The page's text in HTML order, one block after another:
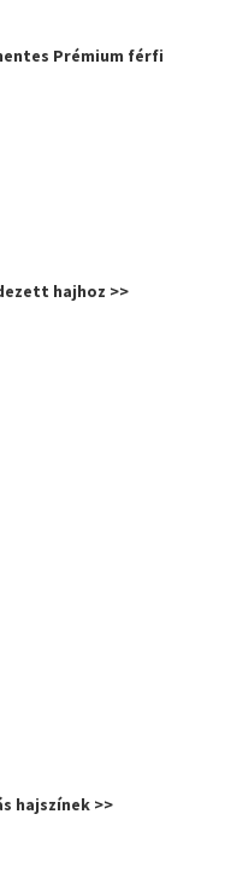
Prémium férfi
hajhoz >>
hajszínek >>